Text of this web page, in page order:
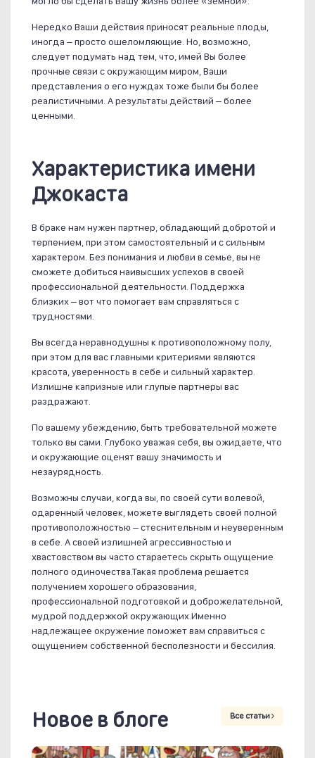
Нередко Ваши действия приносят реальные плоды,
иногда – просто ошеломляющие. Но, возможно,
следует подумать над тем, что, имей Вы более
прочные связи с окружающим миром, Ваши
представления о его нуждах тоже были бы более
реалистичными. А результаты действий – более
ценными.
Характеристика имени
Джокаста
В браке нам нужен партнер, обладающий добротой и
терпением, при этом самостоятельный и с сильным
характером. Без понимания и любви в семье, вы не
сможете добиться наивысших успехов в своей
профессиональной деятельности. Поддержка
близких – вот что помогает вам справляться с
трудностями.
Вы всегда неравнодушны к противоположному полу,
при этом для вас главными критериями являются
красота, уверенность в себе и сильный характер.
Излишне капризные или глупые партнеры вас
раздражают.
По вашему убеждению, быть требовательной можете
только вы сами. Глубоко уважая себя, вы ожидаете, что
и окружающие оценят вашу значимость и
незаурядность.
Возможны случаи, когда вы, по своей сути волевой,
одаренный человек, можете выглядеть своей полной
противоположностью – стеснительным и неуверенным
в себе. А своей излишней агрессивностью и
хвастовством вы часто стараетесь скрыть ощущение
полного одиночества.Такая проблема решается
получением хорошего образования,
профессиональной подготовкой и доброжелательной,
мудрой поддержкой окружающих.Именно
надлежащее окружение поможет вам справиться с
ощущением собственной бесполезности и бессилия.
Новое в блоге Все статьи